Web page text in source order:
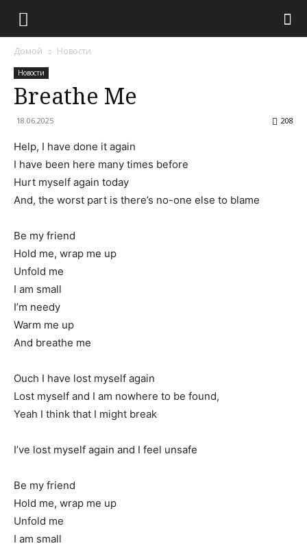
Домой Новости
Новости
Breathe Me
18.06.2025 208
Help, I have done it again
I have been here many times before
Hurt myself again today
And, the worst part is there’s no-one else to blame
Be my friend
Hold me, wrap me up
Unfold me
I am small
I’m needy
Warm me up
And breathe me
Ouch I have lost myself again
Lost myself and I am nowhere to be found,
Yeah I think that I might break
I’ve lost myself again and I feel unsafe
Be my friend
Hold me, wrap me up
Unfold me
I am small